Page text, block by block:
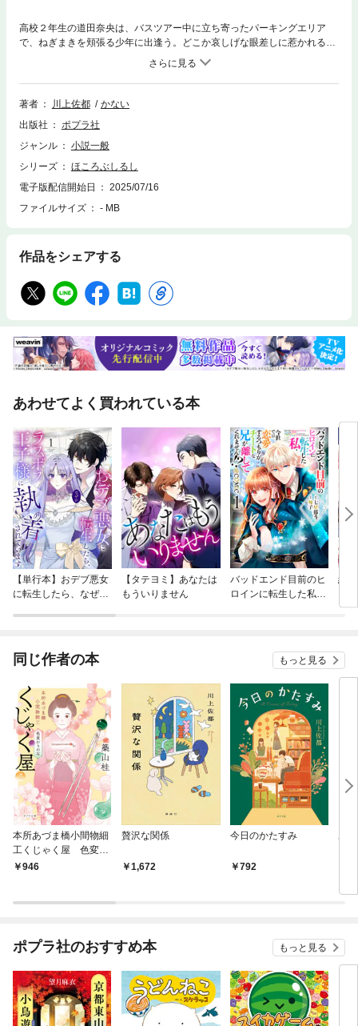
高校２年生の道田奈央は、バスツアー中に立ち寄ったパーキングエリア
で、ねぎまきを頬張る少年に出逢う。どこか哀しげな眼差しに惹かれる
も、名前をきくことすらできずに別れてしまった。その数日後、学校帰り
の図書館で偶然再会を果たす。少年は磐田陸と名乗った。奈央は陸と会う
機会を重ね、順調に距離を縮めていく。しかしある日、幼なじみで親友の
千恵里に彼の写真を見せると、驚くべきことを告げられ――。
著者 川上佐都
かない
出版社
ポプラ社
ジャンル
小説一般
シリーズ
ほころぶしるし
電子版配信開始日
2025/07/16
ファイルサイズ
- MB
作品をシェアする
あわせてよく買われている本
【単行本】おデブ悪女
に転生したら、なぜか
【タテヨミ】あなたは
もういりません
バッドエンド目前のヒ
ロインに転生した私、
結
同じ作者の本 もっと見る
本所あづま橋小間物細
工くじゃく屋 色変わ
りの石
946
贅沢な関係
1,672
今日のかたすみ
792
あ
ポプラ社のおすすめ本 もっと見る